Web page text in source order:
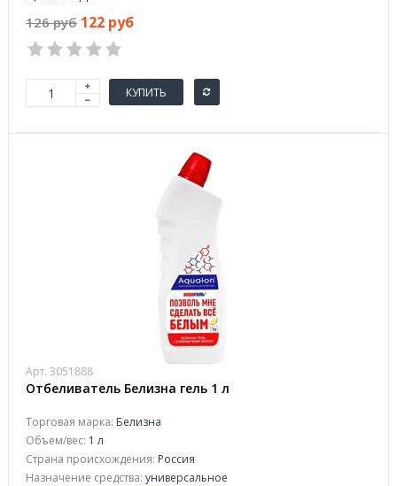
126 руб 122 руб
КУПИТЬ
Арт. 3051888
Отбеливатель Белизна гель 1 л
Торговая марка: Белизна
Объем/вес: 1 л
Страна происхождения: Россия
Назначение средства: универсальное